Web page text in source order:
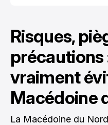
Risques,
précautions
vraiment
Macédoine
La Macédoine du